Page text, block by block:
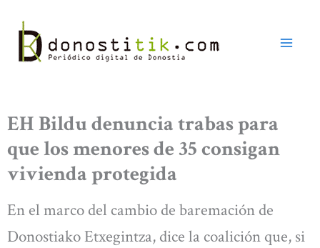
contenido
EH Bildu denuncia trabas para
que los menores de 35 consigan
vivienda protegida
En el marco del cambio de baremación de
Donostiako Etxegintza, dice la coalición que, si